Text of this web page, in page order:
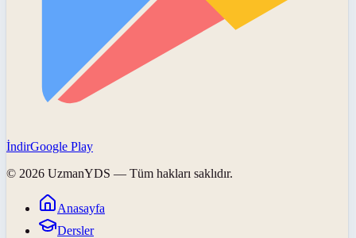
İndirGoogle Play
© 2026 UzmanYDS — Tüm hakları saklıdır.
Anasayfa
Dersler